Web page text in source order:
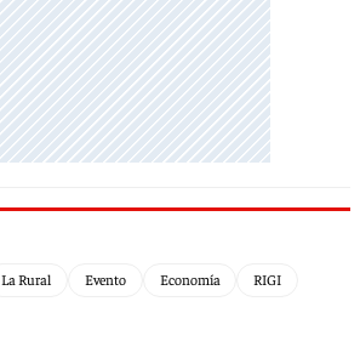
La Rural Evento Economía RIGI